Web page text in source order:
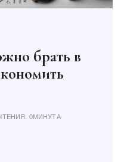
брать в
0МИНУТА